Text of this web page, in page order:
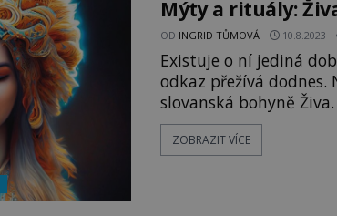
Mýty a rituály:
OD INGRID TŮMOVÁ 10.8.2023
Existuje o ní jediná
odkaz přežívá dodnes.
slovanská bohyně
její uctívání může do
mnoho dobrého. Nadcházející léto je
ZOBRAZIT VÍCE